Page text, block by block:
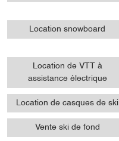
Location snowboard
Location de VTT à
assistance électrique
Location de casques de ski
Vente ski de fond